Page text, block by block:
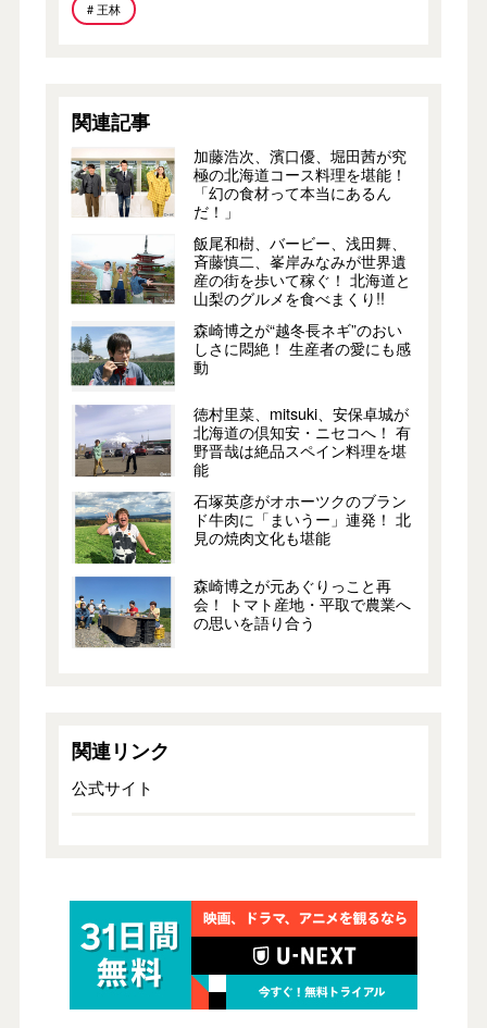
# 王林
関連記事
加藤浩次、濱口優、堀田茜が究
極の北海道コース料理を堪能！
「幻の食材って本当にあるん
だ！」
飯尾和樹、バービー、浅田舞、
斉藤慎二、峯岸みなみが世界遺
産の街を歩いて稼ぐ！ 北海道と
山梨のグルメを食べまくり!!
森崎博之が“越冬長ネギ”のおい
しさに悶絶！ 生産者の愛にも感
動
徳村里菜、mitsuki、安保卓城が
北海道の倶知安・ニセコへ！ 有
野晋哉は絶品スペイン料理を堪
能
石塚英彦がオホーツクのブラン
ド牛肉に「まいうー」連発！ 北
見の焼肉文化も堪能
森崎博之が元あぐりっこと再
会！ トマト産地・平取で農業へ
の思いを語り合う
関連リンク
公式サイト